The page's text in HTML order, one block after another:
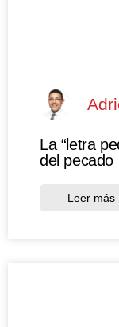
La “letra
del pecado
Leer más